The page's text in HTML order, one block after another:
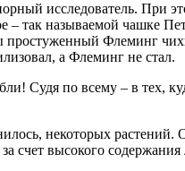
исследователь. При
– так называемой чашке
Флеминг
а Флеминг не стал.
Судя по всему – в тех,
некоторых растений.
счет высокого